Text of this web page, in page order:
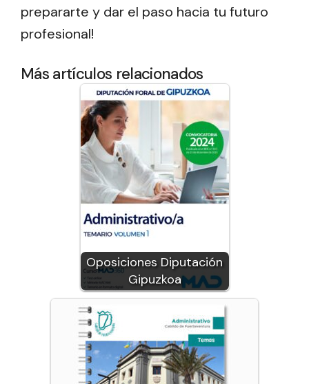
prepararte y dar el paso hacia tu futuro
profesional!
Más artículos relacionados
Oposiciones Diputación
Gipuzkoa